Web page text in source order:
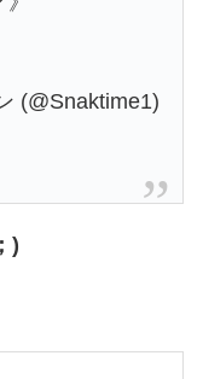
(@Snaktime1)
)